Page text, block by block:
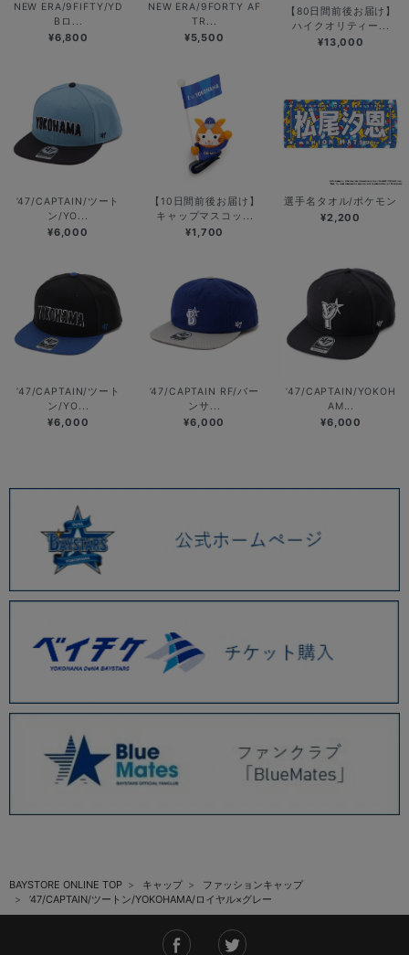
NEW ERA/9FIFTY/YD
Bロ...
¥6,800
NEW ERA/9FORTY AF
TR...
¥5,500
【80日間前後お届け】
ハイクオリティー...
¥13,000
’47/CAPTAIN/ツート
ン/YO...
¥6,000
【10日間前後お届け】
キャップマスコッ...
¥1,700
選手名タオル/ポケモン
¥2,200
’47/CAPTAIN/ツート
ン/YO...
¥6,000
’47/CAPTAIN RF/バー
ンサ...
¥6,000
’47/CAPTAIN/YOKOH
AM...
¥6,000
BAYSTORE ONLINE TOP キャップ
ファッションキャップ
’47/CAPTAIN/ツートン/YOKOHAMA/ロイヤル×グレー